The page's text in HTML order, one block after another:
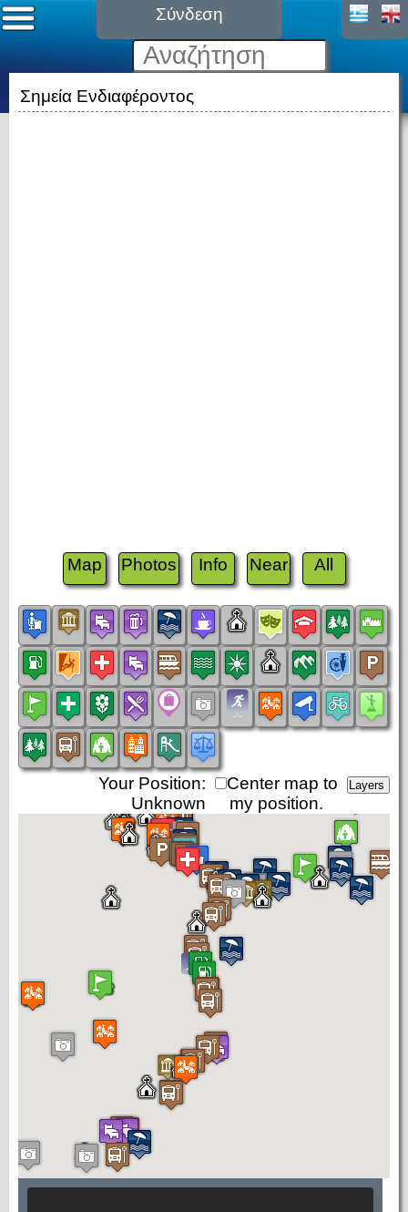
Σύνδεση
Σημεία Ενδιαφέροντος
Map Photos Info Near All
Center map to
my position.
Your Position:
Unknown